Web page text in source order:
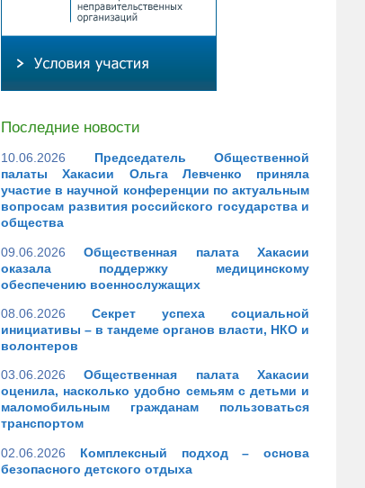
Последние новости
10.06.2026
Председатель Общественной
палаты Хакасии Ольга Левченко приняла
участие в научной конференции по актуальным
вопросам развития российского государства и
общества
09.06.2026
Общественная палата Хакасии
оказала поддержку медицинскому
обеспечению военнослужащих
08.06.2026
Секрет успеха социальной
инициативы – в тандеме органов власти, НКО и
волонтеров
03.06.2026
Общественная палата Хакасии
оценила, насколько удобно семьям с детьми и
маломобильным гражданам пользоваться
транспортом
02.06.2026
Комплексный подход – основа
безопасного детского отдыха